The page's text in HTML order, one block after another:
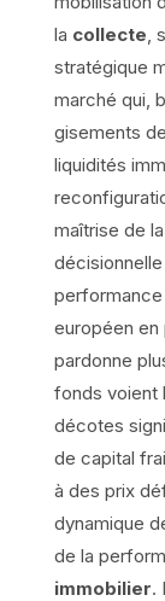
la collecte
stratégique
marché qui,
gisements
liquidités
maîtrise de la
performance
européen
pardonne
fonds voient
décotes
de capital
à des prix
dynamique
de la
immobilier.